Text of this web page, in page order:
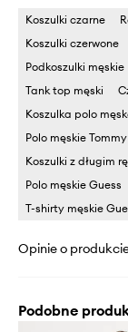
Koszulki czarne
Koszulki czerwone
Podkoszulki męskie
Tank top męski
Koszulka polo
Polo męskie
Koszulki z długim
Polo męskie Guess
T-shirty męskie
Opinie o
Podobne